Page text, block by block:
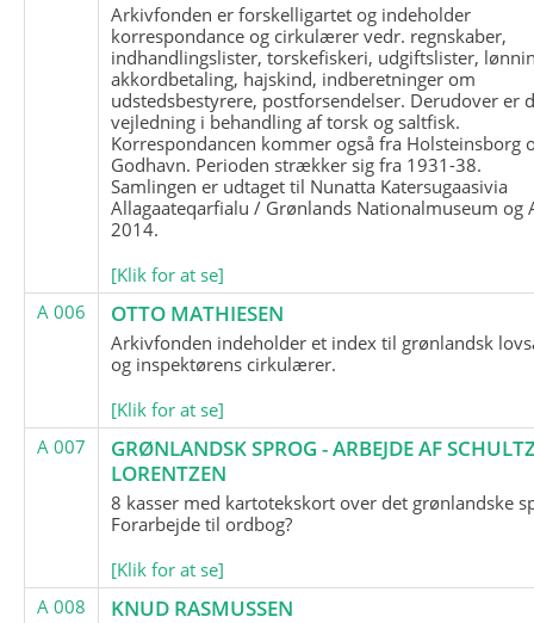
Arkivfonden er forskelligartet og indeholder
korrespondance og cirkulærer vedr. regnskaber,
indhandlingslister, torskefiskeri, udgiftslister,
akkordbetaling, hajskind, indberetninger om
udstedsbestyrere, postforsendelser. Derudover er
vejledning i behandling af torsk og saltfisk.
Korrespondancen kommer også fra Holsteinsborg
Godhavn. Perioden strækker sig fra 1931-38.
Samlingen er udtaget til Nunatta Katersugaasivia
Allagaateqarfialu / Grønlands Nationalmuseum og
2014.
[Klik for at se]
A 006
OTTO MATHIESEN
Arkivfonden indeholder et index til grønlandsk
og inspektørens cirkulærer.
[Klik for at se]
A 007
GRØNLANDSK SPROG - ARBEJDE AF
LORENTZEN
8 kasser med kartotekskort over det grønlandske
Forarbejde til ordbog?
[Klik for at se]
A 008
KNUD RASMUSSEN